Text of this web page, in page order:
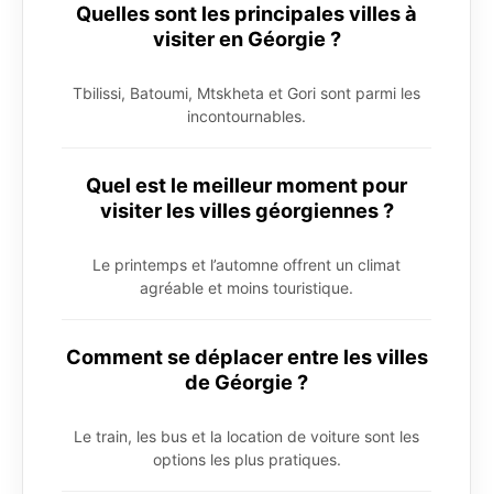
Quelles sont les principales villes à
visiter en Géorgie ?
Tbilissi, Batoumi, Mtskheta et Gori sont parmi les
incontournables.
Quel est le meilleur moment pour
visiter les villes géorgiennes ?
Le printemps et l’automne offrent un climat
agréable et moins touristique.
Comment se déplacer entre les villes
de Géorgie ?
Le train, les bus et la location de voiture sont les
options les plus pratiques.